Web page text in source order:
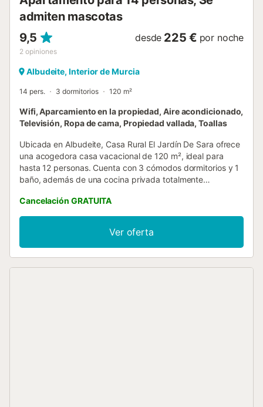
admiten mascotas
9,5
2 opiniones
desde 225 € por noche
Albudeite, Interior de Murcia
14 pers. 3 dormitorios 120 m²
Wifi, Aparcamiento en la propiedad, Aire acondicionado,
Televisión, Ropa de cama, Propiedad vallada, Toallas
Ubicada en Albudeite, Casa Rural El Jardín De Sara ofrece
una acogedora casa vacacional de 120 m², ideal para
hasta 12 personas. Cuenta con 3 cómodos dormitorios y 1
baño, además de una cocina privada totalmente
comodidades esenciales como aire acondicionado, Wi-Fi,
TV y lavadora. Para familias con niños pequeños, hay cuna
disponible. Disfruta de una terraza privada sin cubrir para
relajarte y contemplar el paisaje montañoso. También
encontrarás una barbacoa privada para cenas al aire libre
Cancelación GRATUITA
Ver oferta